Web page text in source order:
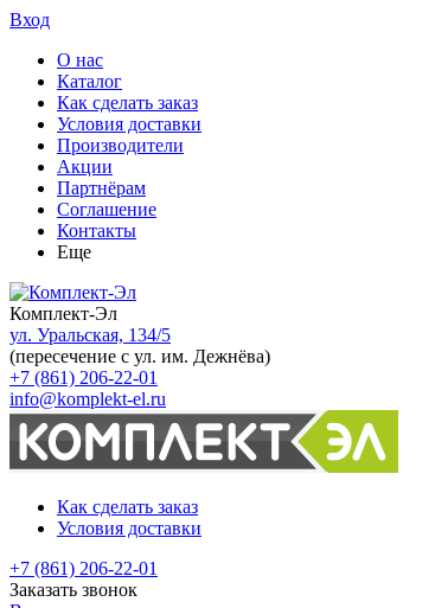
Вход
О нас
Каталог
Как сделать заказ
Условия доставки
Производители
Акции
Партнёрам
Соглашение
Контакты
Еще
Комплект-Эл
ул. Уральская, 134/5
(пересечение с ул. им. Дежнёва)
+7 (861) 206-22-01
info@komplekt-el.ru
Как сделать заказ
Условия доставки
+7 (861) 206-22-01
Заказать звонок